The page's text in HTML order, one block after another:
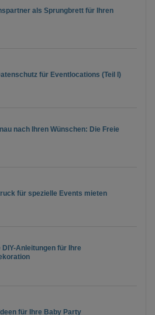
als Sprungbrett für Ihren
für Eventlocations (Teil I)
nach Ihren Wünschen: Die Freie
für spezielle Events mieten
DIY-Anleitungen für Ihre
für Ihre Baby Party